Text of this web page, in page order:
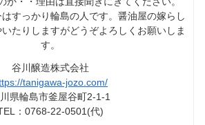
すっかり輪島の人です。醤油屋の嫁らし
たりしますがどうぞよろしくお願いしま
す。
谷川醸造株式会社
tanigawa-jozo.com/
県輪島市釜屋谷町2-1-1
：0768-22-0501(代)